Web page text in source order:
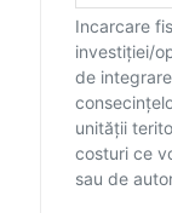
Incarcare
investiţiei/
de
unităţii
costuri ce
sau de